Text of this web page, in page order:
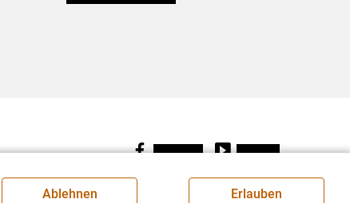
Facebook Youtube
Ablehnen Erlauben